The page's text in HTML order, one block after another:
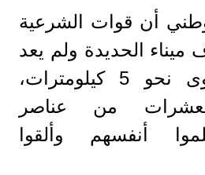
أن قوات الشرعية
الحديدة ولم يعد
يفصلها عنه سوى نحو 5 كيلومترات،
من عناصر
أنفسهم وألقوا